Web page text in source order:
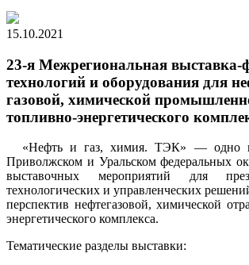
15.10.2021
23-я Межрегиональная выставка-
технологий и оборудования для
газовой, химической
топливно-энергетического
«Нефть и газ, химия. ТЭК» — одно
Приволжском и Уральском федеральных
выставочных мероприятий для
технологических и управленческих
перспектив нефтегазовой, химической
энергетического комплекса.
Тематические разделы выставки: